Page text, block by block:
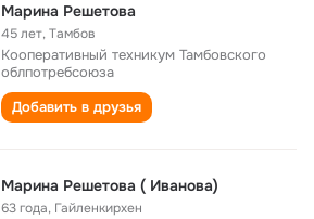
Марина Решетова
45 лет,Tамбов
Кооперативный техникум Тамбовского
облпотребсоюза
Добавить в друзья
Марина Решетова ( Иванова)
63 года, Гайленкирхен